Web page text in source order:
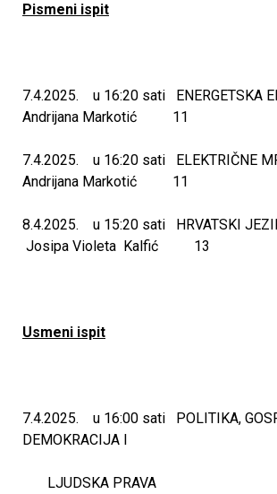
r
B
o
š
k
v
ć
a
Pismeni ispit
7.4.2025. u 16:20 sati ENERGETSKA
Andrijana Markotić 11
7.4.2025. u 16:20 sati
Andrijana Markotić 11
8.4.2025. u 15:20 sati
Josipa Violeta Kalfić 13
Usmeni ispit
7.4.2025. u 16:00 sati POLITIKA,
DEMOKRACIJA I
LJUDSKA PRAVA